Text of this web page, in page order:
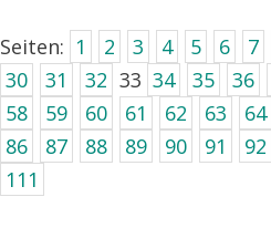
Seiten: 1 2 3 4 5 6 7
30
31 32 33 34 35 36
58
59 60 61 62 63 64
86
87 88 89 90 91 92
111